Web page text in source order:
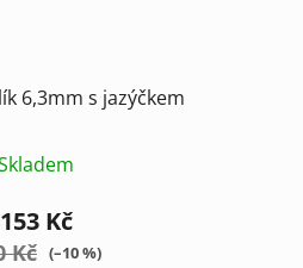
6,3mm s jazýčkem
153 Kč
Kč (–10 %)